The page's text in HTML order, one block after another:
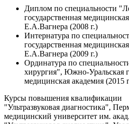
Диплом по специальности
государственная
Е.А.Вагнера (2008 г.)
Интернатура по
государственная
Е.А.Вагнера (2009 г.)
Ординатура по
хирургия", Южно-Уральская
медицинская академия (2015
Курсы повышения квалификации
"Ультразвуковая диагностика",
медицинский университет им.